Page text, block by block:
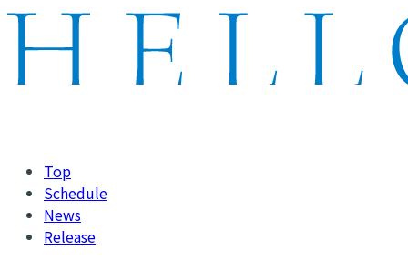
Top
Schedule
News
Release